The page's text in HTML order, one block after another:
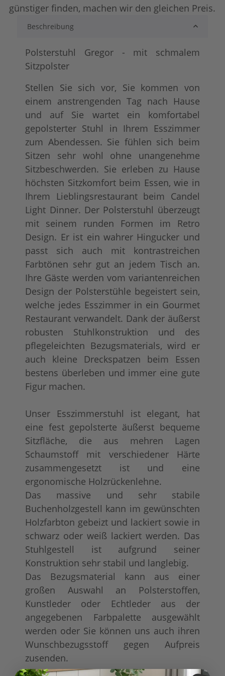
Microfaser Vintage
+ 13,00 € Kunstleder
Echtleder
+ 24,00 €
günstiger finden, machen wir den gleichen Preis.
Beschreibung
Polsterstuhl Gregor - mit schmalem
Sitzpolster
Stellen Sie sich vor, Sie kommen von
einem anstrengenden Tag nach Hause
und auf Sie wartet ein komfortabel
gepolsterter Stuhl in Ihrem Esszimmer
zum Abendessen. Sie fühlen sich beim
Sitzen sehr wohl ohne unangenehme
Sitzbeschwerden. Sie erleben zu Hause
höchsten Sitzkomfort beim Essen, wie in
Ihrem Lieblingsrestaurant beim Candel
Light Dinner. Der Polsterstuhl überzeugt
mit seinem runden Formen im Retro
Design. Er ist ein wahrer Hingucker und
passt sich auch mit kontrastreichen
Farbtönen sehr gut an jedem Tisch an.
Ihre Gäste werden vom variantenreichen
Design der Polsterstühle begeistert sein,
welche jedes Esszimmer in ein Gourmet
Restaurant verwandelt. Dank der äußerst
robusten Stuhlkonstruktion und des
pflegeleichten Bezugsmaterials, wird er
auch kleine Dreckspatzen beim Essen
bestens überleben und immer eine gute
Figur machen.
Unser Esszimmerstuhl ist elegant, hat
eine fest gepolsterte äußerst bequeme
Sitzfläche, die aus mehren Lagen
Schaumstoff mit verschiedener Härte
zusammengesetzt ist und eine
ergonomische Holzrückenlehne.
Das massive und sehr stabile
Buchenholzgestell kann im gewünschten
Holzfarbton gebeizt und lackiert sowie in
schwarz oder weiß lackiert werden. Das
Stuhlgestell ist aufgrund seiner
Konstruktion sehr stabil und langlebig.
Das Bezugsmaterial kann aus einer
großen Auswahl an Polsterstoffen,
Kunstleder oder Echtleder aus der
angegebenen Farbpalette ausgewählt
werden oder Sie können uns auch ihren
Wunschbezugsstoff gegen Aufpreis
zusenden.